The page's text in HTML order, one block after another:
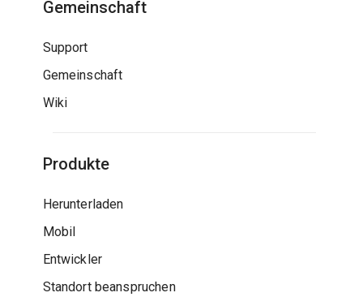
Gemeinschaft
Support
Gemeinschaft
Wiki
Produkte
Herunterladen
Mobil
Entwickler
Standort beanspruchen